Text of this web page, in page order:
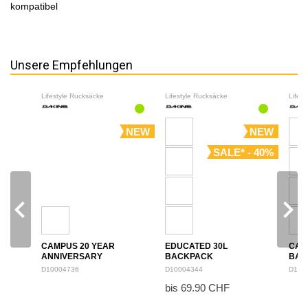
kompatibel
Unsere Empfehlungen
Lifestyle Rucksäcke
NEW
CAMPUS 20 YEAR
ANNIVERSARY
BACKPACK 28L
D10004736
Lifestyle Rucksäcke
NEW
SALE* - 40%
EDUCATED 30L
BACKPACK
D10004344
bis 69.90 CHF
navigate_before navigate_next